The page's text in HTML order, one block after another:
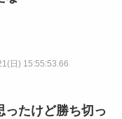
日) 15:55:53.66
ったけど勝ち切っ